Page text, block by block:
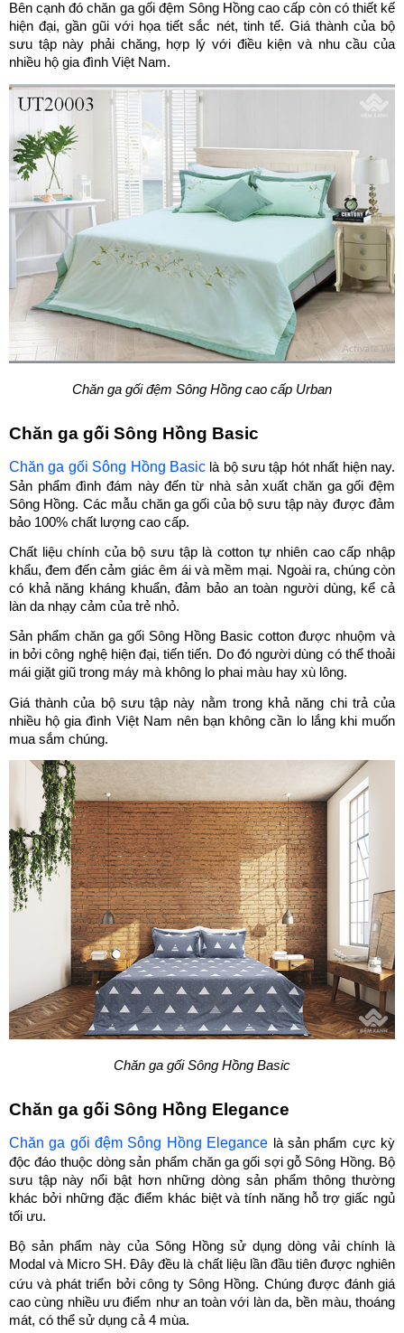
Bên cạnh đó chăn ga gối đệm Sông Hồng cao cấp còn có thiết kế
hiện đại, gần gũi với họa tiết sắc nét, tinh tế. Giá thành của bộ
sưu tập này phải chăng, hợp lý với điều kiện và nhu cầu của
nhiều hộ gia đình Việt Nam.
Chăn ga gối đệm Sông Hồng cao cấp Urban
Chăn ga gối Sông Hồng Basic
Chăn ga gối Sông Hồng Basic là bộ sưu tập hót nhất hiện nay.
Sản phẩm đình đám này đến từ nhà sản xuất chăn ga gối đệm
Sông Hồng. Các mẫu chăn ga gối của bộ sưu tập này được đảm
bảo 100% chất lượng cao cấp.
Chất liệu chính của bộ sưu tập là cotton tự nhiên cao cấp nhập
khẩu, đem đến cảm giác êm ái và mềm mại. Ngoài ra, chúng còn
có khả năng kháng khuẩn, đảm bảo an toàn người dùng, kể cả
làn da nhạy cảm của trẻ nhỏ.
Sản phẩm chăn ga gối Sông Hồng Basic cotton được nhuộm và
in bởi công nghệ hiện đại, tiến tiến. Do đó người dùng có thể thoải
mái giặt giũ trong máy mà không lo phai màu hay xù lông.
Giá thành của bộ sưu tập này nằm trong khả năng chi trả của
nhiều hộ gia đình Việt Nam nên bạn không cần lo lắng khi muốn
mua sắm chúng.
Chăn ga gối Sông Hồng Basic
Chăn ga gối Sông Hồng Elegance
Chăn ga gối đệm Sông Hồng Elegance là sản phẩm cực kỳ
độc đáo thuộc dòng sản phẩm chăn ga gối sợi gỗ Sông Hồng. Bộ
sưu tập này nổi bật hơn những dòng sản phẩm thông thường
khác bởi những đặc điểm khác biệt và tính năng hỗ trợ giấc ngủ
tối ưu.
Bộ sản phẩm này của Sông Hồng sử dụng dòng vải chính là
Modal và Micro SH. Đây đều là chất liệu lần đầu tiên được nghiên
cứu và phát triển bởi công ty Sông Hồng. Chúng được đánh giá
cao cùng nhiều ưu điểm như an toàn với làn da, bền màu, thoáng
mát, có thể sử dụng cả 4 mùa.